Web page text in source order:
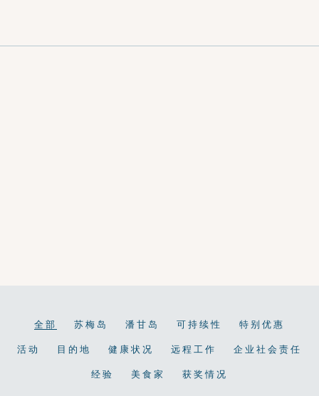
全部 苏梅岛 潘甘岛 可持续性 特别优惠
活动 目的地 健康状况 远程工作 企业社会责任
经验 美食家 获奖情况